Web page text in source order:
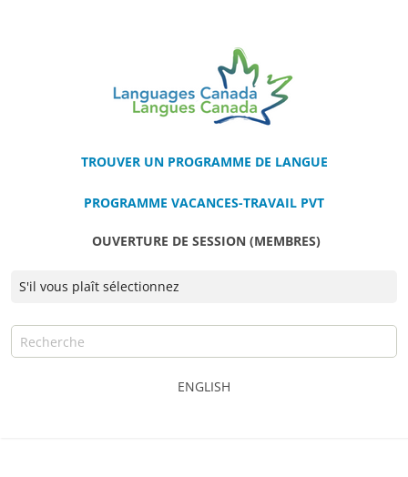
TROUVER UN PROGRAMME DE LANGUE
PROGRAMME VACANCES-TRAVAIL PVT
OUVERTURE DE SESSION (MEMBRES)
ENGLISH